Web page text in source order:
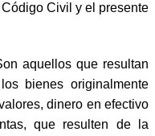
Civil y el presente
aquellos que resultan
bienes originalmente
dinero en efectivo
que resulten de la